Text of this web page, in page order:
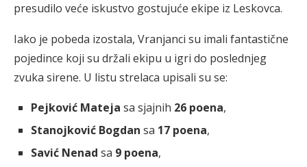
presudilo veće iskustvo gostujuće ekipe iz Leskovca.
Iako je pobeda izostala, Vranjanci su imali fantastične
pojedince koji su držali ekipu u igri do poslednjeg
zvuka sirene. U listu strelaca upisali su se:
Pejković Mateja sa sjajnih 26 poena,
Stanojković Bogdan sa 17 poena,
Savić Nenad sa 9 poena,